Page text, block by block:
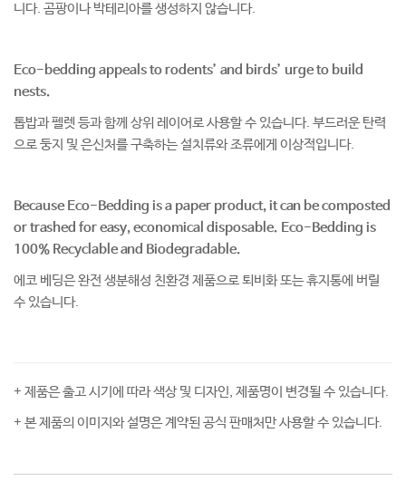
니다. 곰팡이나 박테리아를 생성하지 않습니다.
Eco-bedding appeals to rodents’ and birds’ urge to build
nests.
톱밥과 펠렛 등과 함께 상위 레이어로 사용할 수 있습니다. 부드러운 탄력
으로 둥지 및 은신처를 구축하는 설치류와 조류에게 이상적입니다.
Because Eco-Bedding is a paper product, it can be composted
or trashed for easy, economical disposable. Eco-Bedding is
100% Recyclable and Biodegradable.
에코 베딩은 완전 생분해성 친환경 제품으로 퇴비화 또는 휴지통에 버릴
수 있습니다.
+ 제품은 출고 시기에 따라 색상 및 디자인, 제품명이 변경될 수 있습니다.
+ 본 제품의 이미지와 설명은 계약된 공식 판매처만 사용할 수 있습니다.